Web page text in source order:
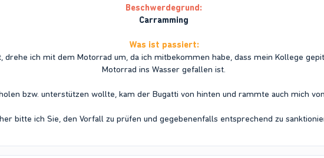
Beschwerdegrund:
Carramming
Was ist passiert:
drehe ich mit dem Motorrad um, da ich mitbekommen habe, dass mein Kollege
Motorrad ins Wasser gefallen ist.
bzw. unterstützen wollte, kam der Bugatti von hinten und rammte auch mich
bitte ich Sie, den Vorfall zu prüfen und gegebenenfalls entsprechend zu